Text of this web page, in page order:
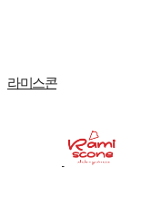
라미스콘